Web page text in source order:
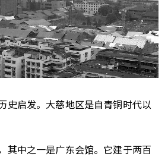
史启发。大慈地区是自青铜时代以
其中之一是广东会馆。它建于两百